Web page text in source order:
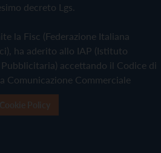
decreto Lgs.
la Fisc (Federazione Italiana
ha aderito allo IAP (Istituto
accettando il Codice di
Comunicazione Commerciale